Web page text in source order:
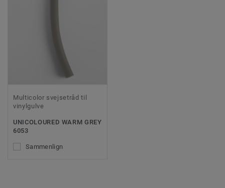
Multicolor svejsetråd til
vinylgulve
UNICOLOURED WARM GREY
6053
Sammenlign